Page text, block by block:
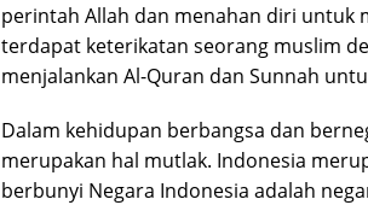
perintah Allah dan menahan diri untuk
terdapat keterikatan seorang muslim
menjalankan Al-Quran dan Sunnah
Dalam kehidupan berbangsa dan
merupakan hal mutlak. Indonesia
berbunyi Negara Indonesia adalah